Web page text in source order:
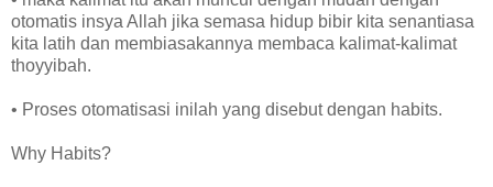
otomatis insya Allah jika semasa hidup bibir kita senantiasa
kita latih dan membiasakannya membaca kalimat-kalimat
thoyyibah.
• Proses otomatisasi inilah yang disebut dengan habits.
Why Habits?